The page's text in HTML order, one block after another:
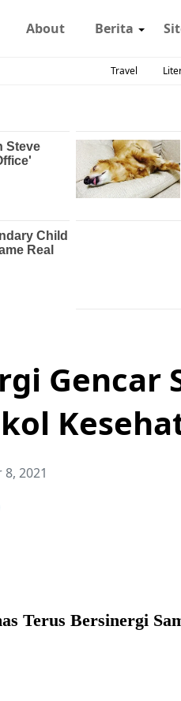
About Berita
Travel
Gencar
8, 2021
Terus Bersinergi